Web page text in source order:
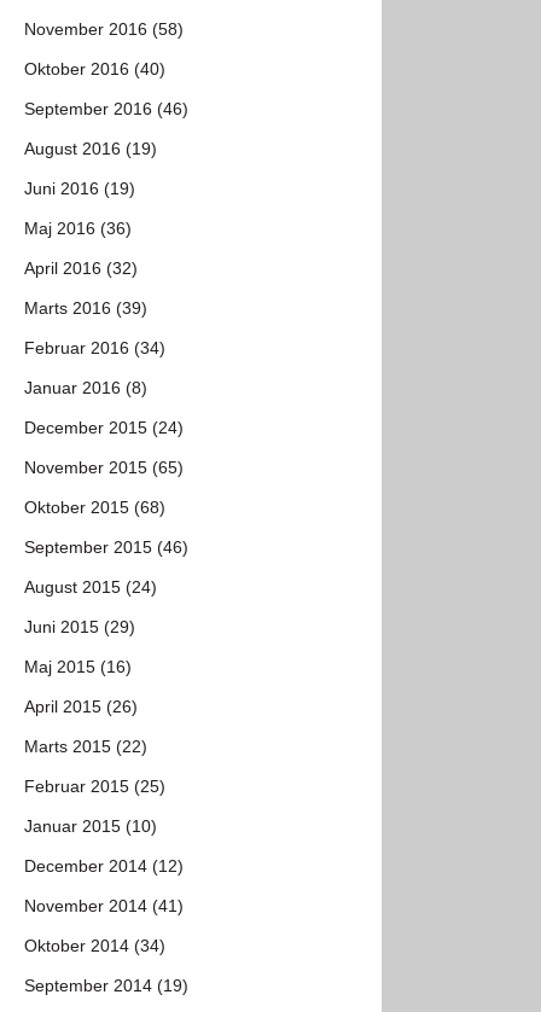
November 2016 (58)
Oktober 2016 (40)
September 2016 (46)
August 2016 (19)
Juni 2016 (19)
Maj 2016 (36)
April 2016 (32)
Marts 2016 (39)
Februar 2016 (34)
Januar 2016 (8)
December 2015 (24)
November 2015 (65)
Oktober 2015 (68)
September 2015 (46)
August 2015 (24)
Juni 2015 (29)
Maj 2015 (16)
April 2015 (26)
Marts 2015 (22)
Februar 2015 (25)
Januar 2015 (10)
December 2014 (12)
November 2014 (41)
Oktober 2014 (34)
September 2014 (19)